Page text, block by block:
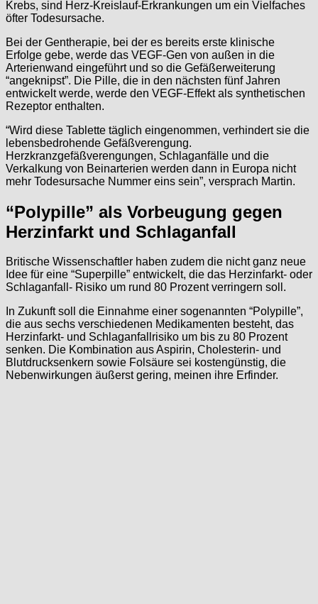
Krebs, sind Herz-Kreislauf-Erkrankungen um ein Vielfaches
öfter Todesursache.
Bei der Gentherapie, bei der es bereits erste klinische
Erfolge gebe, werde das VEGF-Gen von außen in die
Arterienwand eingeführt und so die Gefäßerweiterung
“angeknipst”. Die Pille, die in den nächsten fünf Jahren
entwickelt werde, werde den VEGF-Effekt als synthetischen
Rezeptor enthalten.
“Wird diese Tablette täglich eingenommen, verhindert sie die
lebensbedrohende Gefäßverengung.
Herzkranzgefäßverengungen, Schlaganfälle und die
Verkalkung von Beinarterien werden dann in Europa nicht
mehr Todesursache Nummer eins sein”, versprach Martin.
“Polypille” als Vorbeugung gegen
Herzinfarkt und Schlaganfall
Britische Wissenschaftler haben zudem die nicht ganz neue
Idee für eine “Superpille” entwickelt, die das Herzinfarkt- oder
Schlaganfall- Risiko um rund 80 Prozent verringern soll.
In Zukunft soll die Einnahme einer sogenannten “Polypille”,
die aus sechs verschiedenen Medikamenten besteht, das
Herzinfarkt- und Schlaganfallrisiko um bis zu 80 Prozent
senken. Die Kombination aus Aspirin, Cholesterin- und
Blutdrucksenkern sowie Folsäure sei kostengünstig, die
Nebenwirkungen äußerst gering, meinen ihre Erfinder.